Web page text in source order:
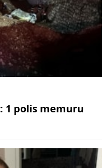
1 polis memuru